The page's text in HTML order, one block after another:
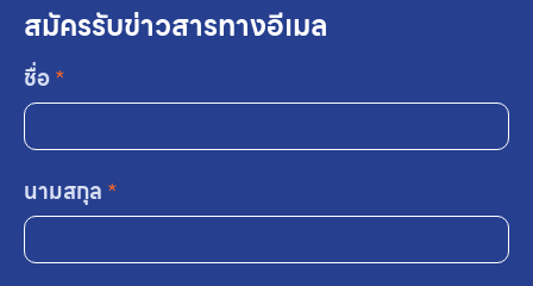
สมัครรับข่าวสารทางอีเมล
ชื่อ*
นามสกุล *